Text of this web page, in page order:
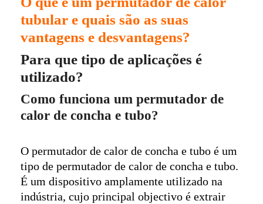
tubular e quais são as suas
vantagens e desvantagens?
Para que tipo de aplicações é
utilizado?
Como funciona um permutador de
calor de concha e tubo?
O permutador de calor de concha e tubo é um
tipo de permutador de calor de concha e tubo.
É um dispositivo amplamente utilizado na
indústria, cujo principal objectivo é extrair